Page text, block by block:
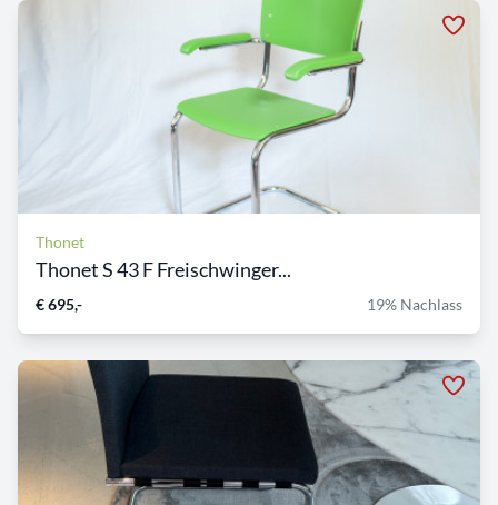
Thonet
Thonet S 43 F Freischwinger...
€ 695,- 19% Nachlass